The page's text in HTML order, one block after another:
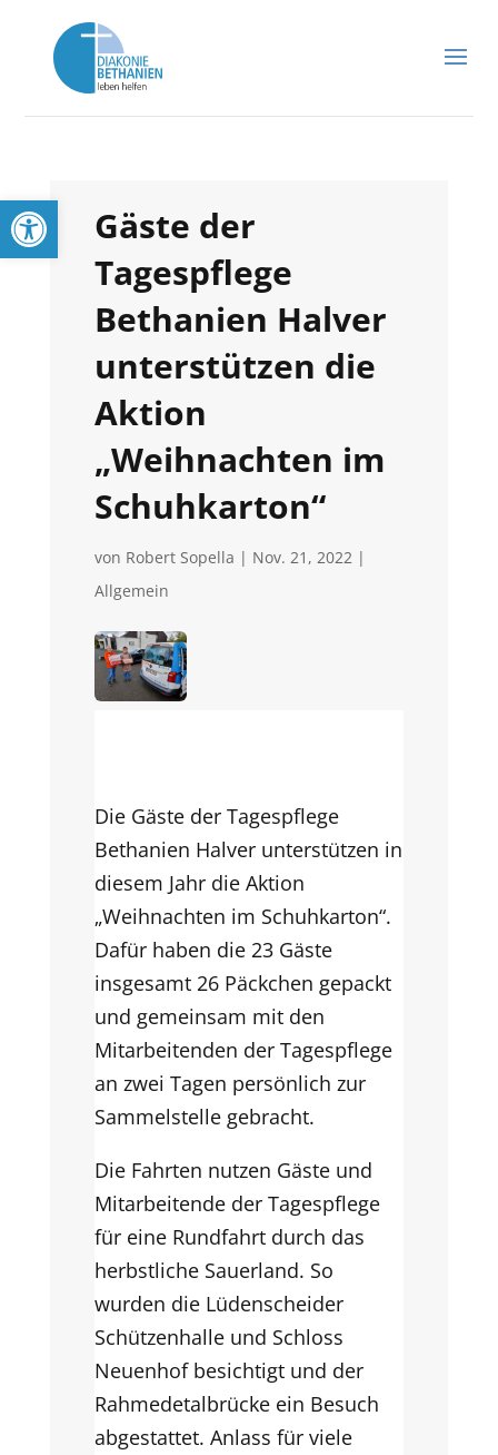
Werkzeugleiste öffnen
Gäste der
Tagespflege
Bethanien Halver
unterstützen die
Aktion
„Weihnachten im
Schuhkarton“
von Robert Sopella | Nov. 21, 2022|
Allgemein
Die Gäste der Tagespflege
Bethanien Halver unterstützen in
diesem Jahr die Aktion
„Weihnachten im Schuhkarton“.
Dafür haben die 23 Gäste
insgesamt 26 Päckchen gepackt
und gemeinsam mit den
Mitarbeitenden der Tagespflege
an zwei Tagen persönlich zur
Sammelstelle gebracht.
Die Fahrten nutzen Gäste und
Mitarbeitende der Tagespflege
für eine Rundfahrt durch das
herbstliche Sauerland. So
wurden die Lüdenscheider
Schützenhalle und Schloss
Neuenhof besichtigt und der
Rahmedetalbrücke ein Besuch
abgestattet. Anlass für viele